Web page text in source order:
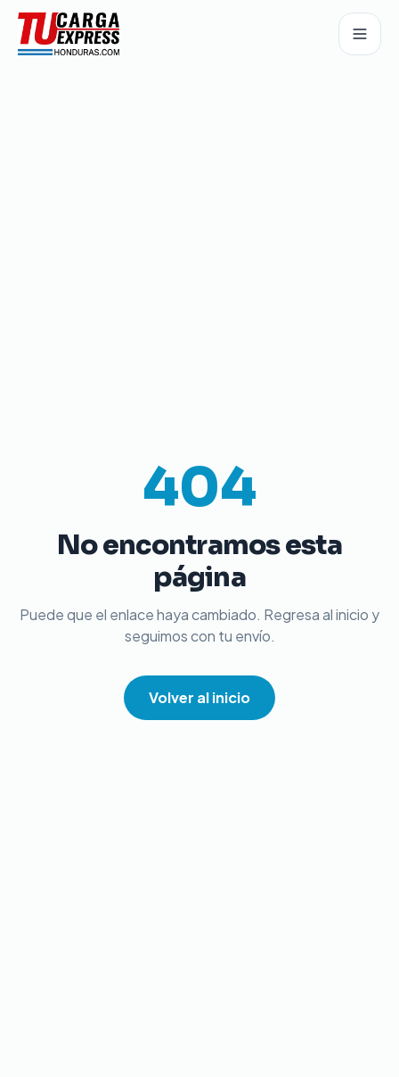
404
No encontramos esta
página
Puede que el enlace haya cambiado. Regresa al inicio y
seguimos con tu envío.
Volver al inicio